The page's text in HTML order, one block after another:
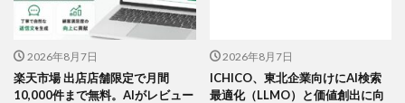
2026年8月7日
楽天市場 出店店舗限定で月間
10,000件まで無料。AIがレビュー
2026年8月7日
ICHICO、東北企業向けにAI検索
最適化（LLMO）と価値創出に向